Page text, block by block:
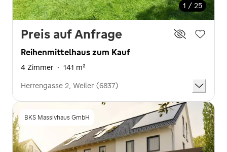
1 / 25
Preis auf Anfrage
Reihenmittelhaus zum Kauf
4 Zimmer · 141 m²
Herrengasse 2, Weiler (6837)
BKS Massivhaus GmbH